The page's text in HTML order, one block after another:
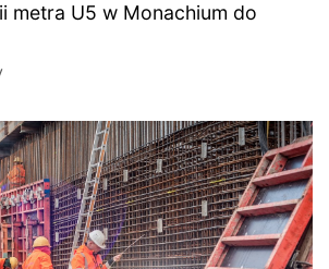
metra U5 w Monachium do